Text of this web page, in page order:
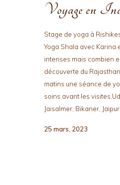
Voyage en
Stage de yoga à
Yoga Shala avec Karina
intenses mais combien
découverte du
matins une séance de
soins avant les
Jaisalmer, Bikaner, Jaipur,
25 mars, 2023